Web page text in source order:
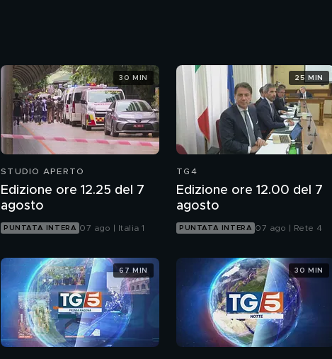
STUDIO APERTO
Edizione ore 12.25 del 7
agosto
PUNTATA INTERA 07 ago | Italia 1
30 MIN
TG4
Edizione ore 12.00 del 7
agosto
PUNTATA INTERA 07 ago | Rete 4
25 MIN
67 MIN 30 MIN